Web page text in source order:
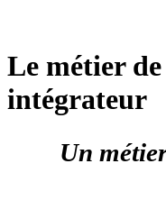
Le métier
intégrateur
Un